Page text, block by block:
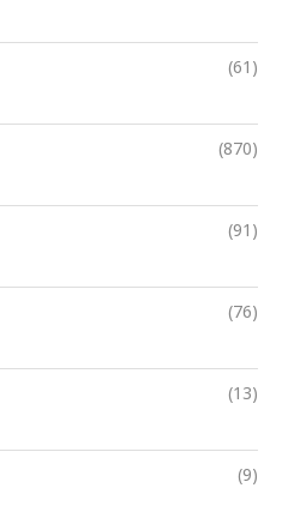
(61)
(870)
(91)
(76)
(13)
(9)